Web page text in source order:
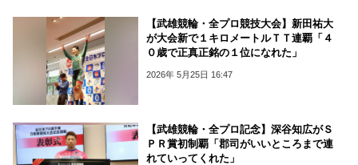
【武雄競輪・全プロ競技大会】新田祐大
が大会新で１キロメートルＴＴ連覇「４
０歳で正真正銘の１位になれた」
2026年 5月25日 16:47
【武雄競輪・全プロ記念】深谷知広がＳ
ＰＲ賞初制覇「郡司がいいところまで連
れていってくれた」